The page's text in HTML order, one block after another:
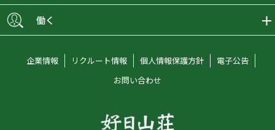
ショップブログ
会員募集
グラビティリサーチ
オンラインコンシェルジュ
働く
企業情報 リクルート情報 個人情報保護方針
電子公告
お問い合わせ